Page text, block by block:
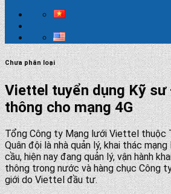
Chưa phân loại
Viettel tuyển dụng Kỹ
thông cho mạng 4G
Tổng Công ty Mạng lưới Viettel thuộc
Quân đội là nhà quản lý, khai thác
cầu, hiện nay đang quản lý, vận hành
thông trong nước và hàng chục Công
giới do Viettel đầu tư.